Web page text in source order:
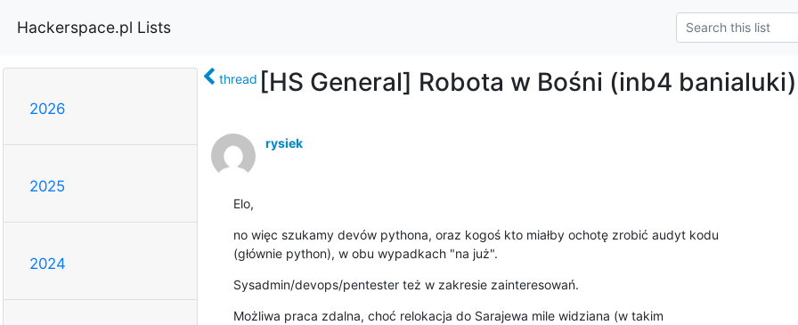
Hackerspace.pl Lists
2026
2025
2024
thread [HS General] Robota w Bośni (inb4 banialuki)
rysiek
Elo,
no więc szukamy devów pythona, oraz kogoś kto miałby ochotę zrobić audyt kodu
(głównie python), w obu wypadkach "na już".
Sysadmin/devops/pentester też w zakresie zainteresowań.
Możliwa praca zdalna, choć relokacja do Sarajewa mile widziana (w takim